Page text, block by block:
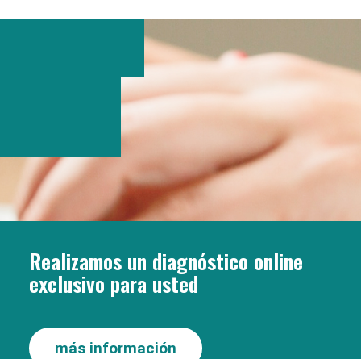
Realizamos un diagnóstico online
exclusivo para usted
más información